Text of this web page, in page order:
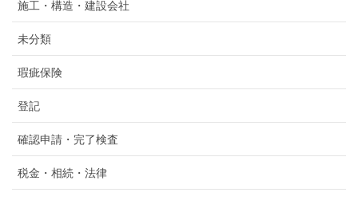
施工・構造・建設会社
未分類
瑕疵保険
登記
確認申請・完了検査
税金・相続・法律